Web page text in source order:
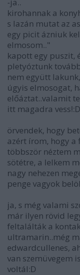
kirohannak a
s lazán mutat az
egy picit ázniuk
elmosom.."
kapott egy puszit,
pletyóztunk
nem együtt
úgyis elmosogat,
előáztat..valamit
itt magadra vess!:D
örvendek, hogy
azért írom, hogy a
többször néztem
sötétre, a lelkem
nagy nehezen
penge vagyok
ja, s még valami
már ilyen rövid
feltalálták a
ultramarin..még
edwardcullenes,
van szemüvegem
voltál:D